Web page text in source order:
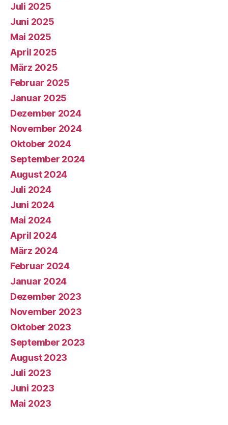
Juli 2025
Juni 2025
Mai 2025
April 2025
März 2025
Februar 2025
Januar 2025
Dezember 2024
November 2024
Oktober 2024
September 2024
August 2024
Juli 2024
Juni 2024
Mai 2024
April 2024
März 2024
Februar 2024
Januar 2024
Dezember 2023
November 2023
Oktober 2023
September 2023
August 2023
Juli 2023
Juni 2023
Mai 2023